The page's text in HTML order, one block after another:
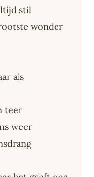
stil
wonder
als
teer
weer